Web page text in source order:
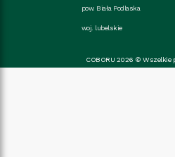
pow. Biała Podlaska
woj. lubelskie
COBORU 2026 © Wszelkie